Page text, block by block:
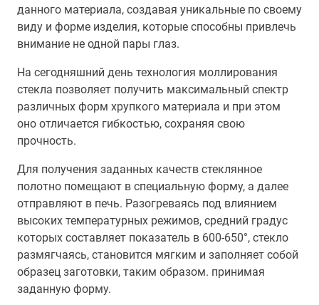
данного материала, создавая уникальные по своему
виду и форме изделия, которые способны привлечь
внимание не одной пары глаз.
На сегодняшний день технология моллирования
стекла позволяет получить максимальный спектр
различных форм хрупкого материала и при этом
оно отличается гибкостью, сохраняя свою
прочность.
Для получения заданных качеств стеклянное
полотно помещают в специальную форму, а далее
отправляют в печь. Разогреваясь под влиянием
высоких температурных режимов, средний градус
которых составляет показатель в 600-650°, стекло
размягчаясь, становится мягким и заполняет собой
образец заготовки, таким образом. принимая
заданную форму.